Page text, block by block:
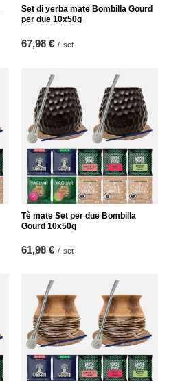
Set di yerba mate Bombilla Gourd
per due 10x50g
67,98 € / set
Tè mate Set per due Bombilla
Gourd 10x50g
61,98 € / set